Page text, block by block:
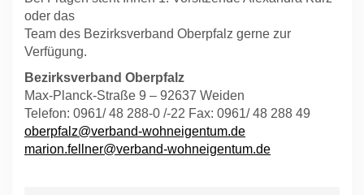
oder das
Team des Bezirksverband Oberpfalz gerne zur
Verfügung.
Bezirksverband Oberpfalz
Max-Planck-Straße 9 – 92637 Weiden
Telefon: 0961/ 48 288-0 /-22 Fax: 0961/ 48 288 49
oberpfalz@verband-wohneigentum.de
marion.fellner@verband-wohneigentum.de